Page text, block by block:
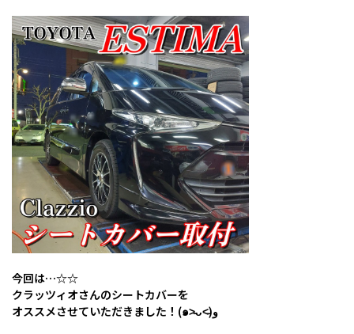
今回は…☆☆
クラッツィオさんのシートカバーを
オススメさせていただきました！(๑˃̵ᴗ˂̵)و